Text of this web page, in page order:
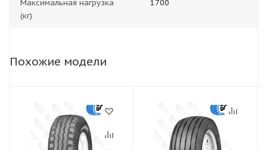
Максимальная нагрузка
(кг)
1700
Похожие модели